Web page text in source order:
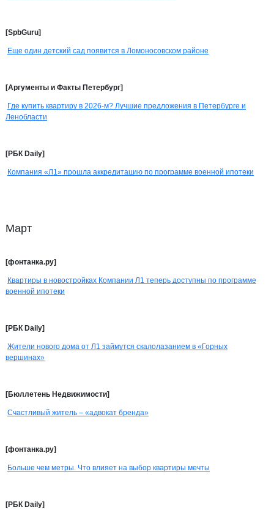
[SpbGuru]
Еще один детский сад появится в Ломоносовском районе
[Аргументы и Факты Петербург]
Где купить квартиру в 2026-м? Лучшие предложения в Петербурге и
Ленобласти
[РБК Daily]
Компания «Л1» прошла аккредитацию по программе военной ипотеки
Март
[фонтанка.ру]
Квартиры в новостройках Компании Л1 теперь доступны по программе
военной ипотеки
[РБК Daily]
Жители нового дома от Л1 займутся скалолазанием в «Горных
вершинах»
[Бюллетень Недвижимости]
Счастливый житель – «адвокат бренда»
[фонтанка.ру]
Больше чем метры. Что влияет на выбор квартиры мечты
[РБК Daily]